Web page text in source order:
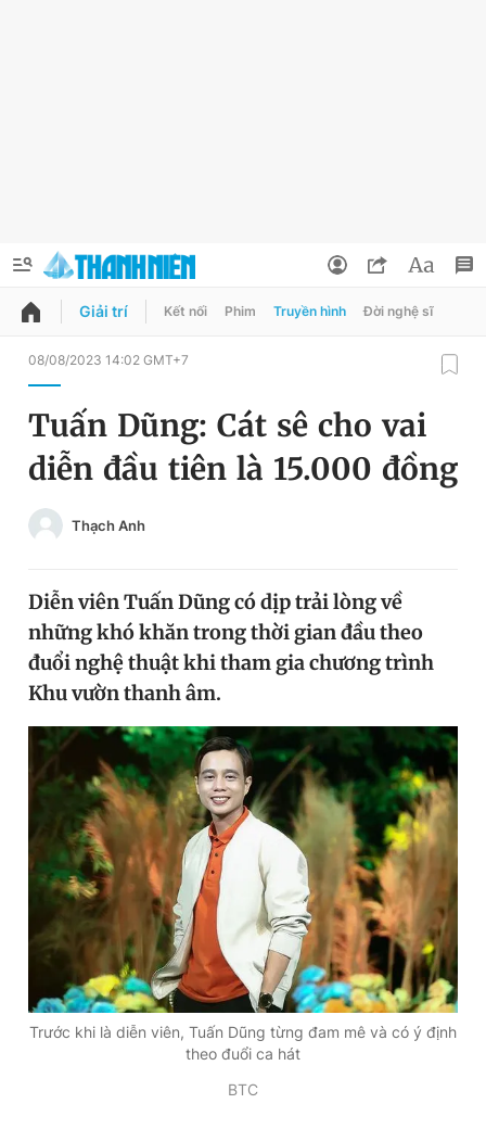
QUẢNG CÁO
Chuyên mục
Chuyên mục khác
Tin thị trường Tin 360
Video
Sản phẩm khác
Tiện ích Bạn cần biết
Thông tin tòa soạn Liên hệ quảng cáo
Đọc Thanh Niên trên điện thoại
Đổi mật khẩu
Tin đã lưu
Tin đã xem
Đăng xuất
Giải trí Kết nối Phim Truyền hình Đời nghệ sĩ
08/08/2023 14:02 GMT+7
Tuấn Dũng: Cát sê cho vai
diễn đầu tiên là 15.000 đồng
Thạch Anh
Diễn viên Tuấn Dũng có dịp trải lòng về
những khó khăn trong thời gian đầu theo
đuổi nghệ thuật khi tham gia chương trình
Khu vườn thanh âm.
Trước khi là diễn viên, Tuấn Dũng từng đam mê và có ý định
theo đuổi ca hát
BTC